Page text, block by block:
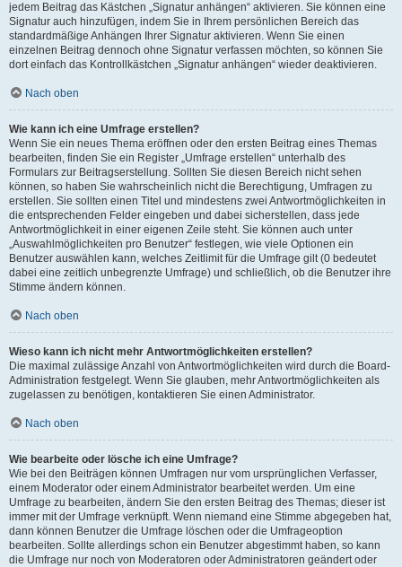
jedem Beitrag das Kästchen „Signatur anhängen“ aktivieren. Sie können eine
Signatur auch hinzufügen, indem Sie in Ihrem persönlichen Bereich das
standardmäßige Anhängen Ihrer Signatur aktivieren. Wenn Sie einen
einzelnen Beitrag dennoch ohne Signatur verfassen möchten, so können Sie
dort einfach das Kontrollkästchen „Signatur anhängen“ wieder deaktivieren.
Nach oben
Wie kann ich eine Umfrage erstellen?
Wenn Sie ein neues Thema eröffnen oder den ersten Beitrag eines Themas
bearbeiten, finden Sie ein Register „Umfrage erstellen“ unterhalb des
Formulars zur Beitragserstellung. Sollten Sie diesen Bereich nicht sehen
können, so haben Sie wahrscheinlich nicht die Berechtigung, Umfragen zu
erstellen. Sie sollten einen Titel und mindestens zwei Antwortmöglichkeiten in
die entsprechenden Felder eingeben und dabei sicherstellen, dass jede
Antwortmöglichkeit in einer eigenen Zeile steht. Sie können auch unter
„Auswahlmöglichkeiten pro Benutzer“ festlegen, wie viele Optionen ein
Benutzer auswählen kann, welches Zeitlimit für die Umfrage gilt (0 bedeutet
dabei eine zeitlich unbegrenzte Umfrage) und schließlich, ob die Benutzer ihre
Stimme ändern können.
Nach oben
Wieso kann ich nicht mehr Antwortmöglichkeiten erstellen?
Die maximal zulässige Anzahl von Antwortmöglichkeiten wird durch die Board-
Administration festgelegt. Wenn Sie glauben, mehr Antwortmöglichkeiten als
zugelassen zu benötigen, kontaktieren Sie einen Administrator.
Nach oben
Wie bearbeite oder lösche ich eine Umfrage?
Wie bei den Beiträgen können Umfragen nur vom ursprünglichen Verfasser,
einem Moderator oder einem Administrator bearbeitet werden. Um eine
Umfrage zu bearbeiten, ändern Sie den ersten Beitrag des Themas; dieser ist
immer mit der Umfrage verknüpft. Wenn niemand eine Stimme abgegeben hat,
dann können Benutzer die Umfrage löschen oder die Umfrageoption
bearbeiten. Sollte allerdings schon ein Benutzer abgestimmt haben, so kann
die Umfrage nur noch von Moderatoren oder Administratoren geändert oder